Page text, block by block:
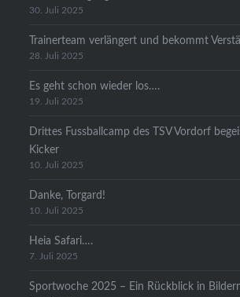
30. Juli 2025
Trainerteam verlängert und bekommt
28. Juli 2025
Es geht schon wieder los….
19. Juli 2025
Drittes Fussballcamp des TSV Vordorf
Kicker
10. Juli 2025
Danke, Torgard!
10. Juli 2025
Heia Safari….
7. Juli 2025
Sportwoche 2025 – Ein Rückblick in